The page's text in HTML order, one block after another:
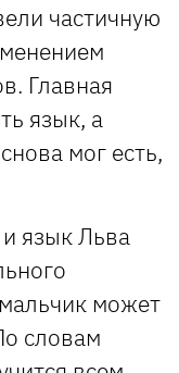
частичную
Главная
язык, а
мог есть,
язык Льва
может
словам